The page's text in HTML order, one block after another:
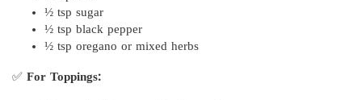
½ tsp sugar
½ tsp black pepper
½ tsp oregano or mixed herbs
✅ For Toppings: